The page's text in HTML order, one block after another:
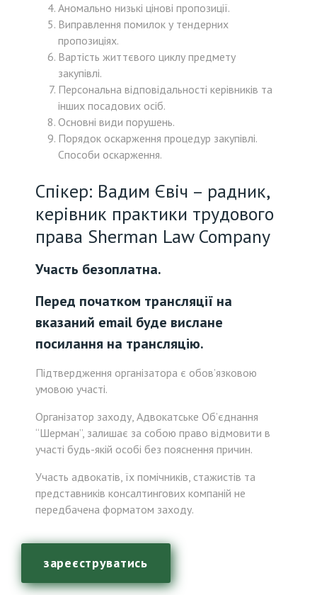
Аномально низькі цінові пропозиції.
Виправлення помилок у тендерних
пропозиціях.
Вартість життєвого циклу предмету
закупівлі.
Персональна відповідальності керівників та
інших посадових осіб.
Основні види порушень.
Порядок оскарження процедур закупівлі.
Способи оскарження.
Спікер: Вадим Євіч – радник,
керівник практики трудового
права Sherman Law Company
Участь безоплатна.
Перед початком трансляції на
вказаний email буде вислане
посилання на трансляцію.
Підтвердження організатора є обов’язковою
умовою участі.
Організатор заходу, Адвокатське Об’єднання
“Шерман”, залишає за собою право відмовити в
участі будь-якій особі без пояснення причин.
Участь адвокатів, їх помічників, стажистів та
представників консалтингових компаній не
передбачена форматом заходу.
зареєструватись